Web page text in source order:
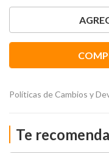
Políticas de Cambios y
Te